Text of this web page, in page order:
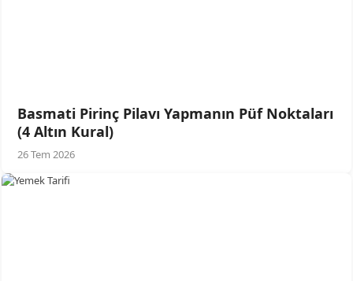
Basmati Pirinç Pilavı Yapmanın Püf Noktaları
(4 Altın Kural)
26 Tem 2026